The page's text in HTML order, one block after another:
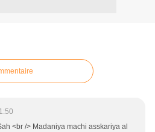
<br /> Madaniya machi asskariya al